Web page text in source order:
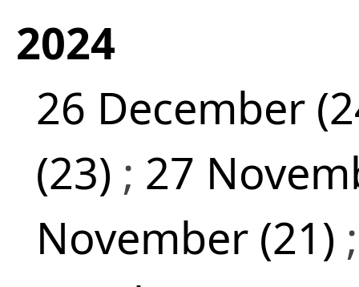
2024
26 December
(23) ; 27
November (21)